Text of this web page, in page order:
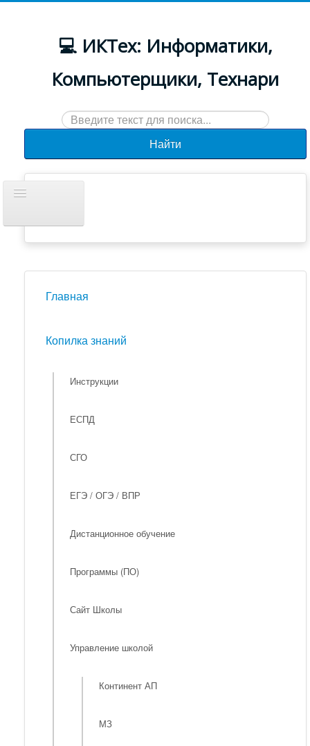
💻 ИКТех: Информатики,
Компьютерщики, Технари
Искать...
Найти
навигацию
Новости
Главная
Копилка знаний
Инструкции
ЕСПД
СГО
ЕГЭ / ОГЭ / ВПР
Дистанционное обучение
Программы (ПО)
Сайт Школы
Управление школой
Континент АП
МЗ